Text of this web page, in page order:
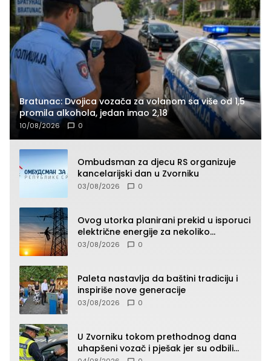
Bratunac: Dvojica vozača za volanom sa više od 1,5
promila alkohola, jedan imao 2,18
10/08/2026 0
Ombudsman za djecu RS organizuje
kancelarijski dan u Zvorniku
03/08/2026 0
Ovog utorka planirani prekid u isporuci
električne energije za nekoliko
zvorničkih naselja
03/08/2026 0
Paleta nastavlja da baštini tradiciju i
inspiriše nove generacije
03/08/2026 0
U Zvorniku tokom prethodnog dana
uhapšeni vozač i pješak jer su odbili